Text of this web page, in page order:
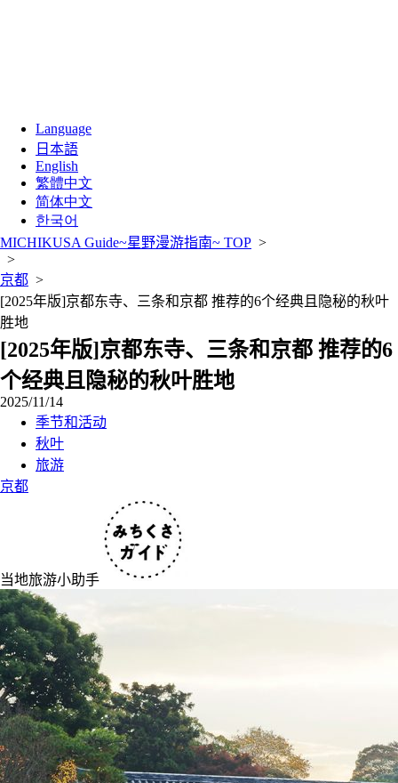
Language
日本語
English
繁體中文
简体中文
한국어
MICHIKUSA Guide~星野漫游指南~ TOP >
>
京都 >
[2025年版]京都东寺、三条和京都 推荐的6个经典且隐秘的秋叶
胜地
[2025年版]京都东寺、三条和京都 推荐的6
个经典且隐秘的秋叶胜地
2025/11/14
季节和活动
秋叶
旅游
京都
当地旅游小助手